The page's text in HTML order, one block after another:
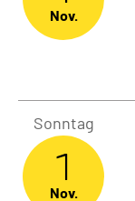
Nov.
Sonntag
1
Nov.